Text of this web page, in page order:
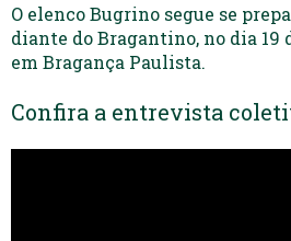
O elenco Bugrino segue se
diante do Bragantino, no dia 19
em Bragança Paulista.
Confira a entrevista